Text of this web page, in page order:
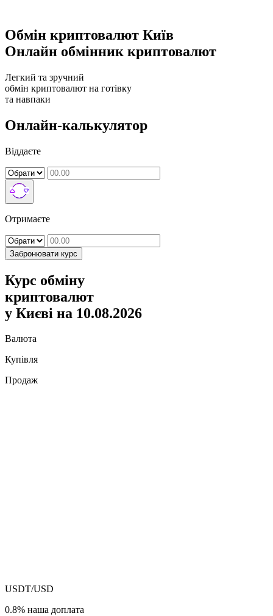
Обмін криптовалют Київ
Онлайн обмінник криптовалют
Легкий та зручний
обмін криптовалют на готівку
та навпаки
Онлайн-калькулятор
Віддаєте
Отримаєте
Забронювати курс
Курс обміну
криптовалют
у Києві на 10.08.2026
Валюта
Купівля
Продаж
USDT/USD
0.8% наша доплата